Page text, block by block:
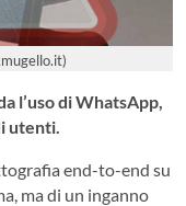
l’uso di WhatsApp,
utenti.
end-to-end su
ma di un inganno